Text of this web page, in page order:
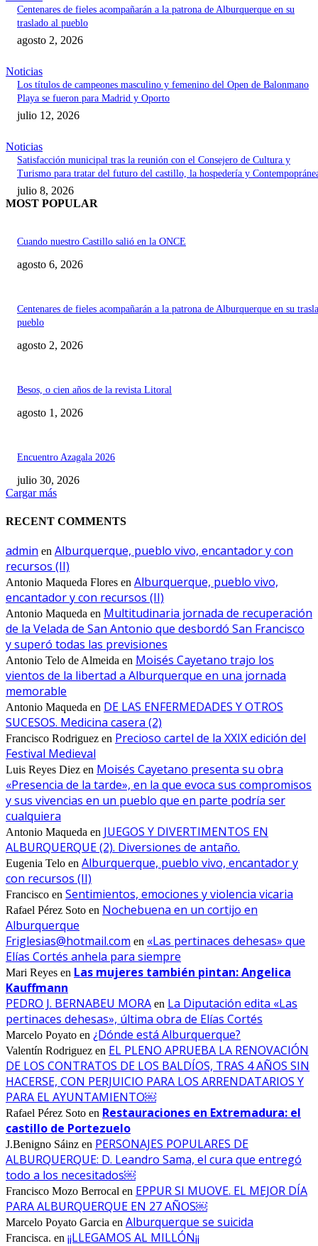
Centenares de fieles acompañarán a la patrona de Alburquerque en su
traslado al pueblo
agosto 2, 2026
Noticias
Los títulos de campeones masculino y femenino del Open de Balonmano
Playa se fueron para Madrid y Oporto
julio 12, 2026
Noticias
Satisfacción municipal tras la reunión con el Consejero de Cultura y
Turismo para tratar del futuro del castillo, la hospedería y
julio 8, 2026
MOST POPULAR
Cuando nuestro Castillo salió en la ONCE
agosto 6, 2026
Centenares de fieles acompañarán a la patrona de Alburquerque en su
pueblo
agosto 2, 2026
Besos, o cien años de la revista Litoral
agosto 1, 2026
Encuentro Azagala 2026
julio 30, 2026
Cargar más
RECENT COMMENTS
admin en Alburquerque, pueblo vivo, encantador y con
recursos (II)
Antonio Maqueda Flores en Alburquerque, pueblo vivo,
encantador y con recursos (II)
Antonio Maqueda en Multitudinaria jornada de recuperación
de la Velada de San Antonio que desbordó San Francisco
y superó todas las previsiones
Antonio Telo de Almeida en Moisés Cayetano trajo los
vientos de la libertad a Alburquerque en una jornada
memorable
Antonio Maqueda en DE LAS ENFERMEDADES Y OTROS
SUCESOS. Medicina casera (2)
Francisco Rodriguez en Precioso cartel de la XXIX edición del
Festival Medieval
Luis Reyes Diez en Moisés Cayetano presenta su obra
«Presencia de la tarde», en la que evoca sus compromisos
y sus vivencias en un pueblo que en parte podría ser
cualquiera
Antonio Maqueda en JUEGOS Y DIVERTIMENTOS EN
ALBURQUERQUE (2). Diversiones de antaño.
Eugenia Telo en Alburquerque, pueblo vivo, encantador y
con recursos (II)
Francisco en Sentimientos, emociones y violencia vicaria
Rafael Pérez Soto en Nochebuena en un cortijo en
Alburquerque
Friglesias@hotmail.com en «Las pertinaces dehesas» que
Elías Cortés anhela para siempre
Mari Reyes en Las mujeres también pintan: Angelica
Kauffmann
PEDRO J. BERNABEU MORA en La Diputación edita «Las
pertinaces dehesas», última obra de Elías Cortés
Marcelo Poyato en ¿Dónde está Alburquerque?
Valentín Rodriguez en EL PLENO APRUEBA LA RENOVACIÓN
DE LOS CONTRATOS DE LOS BALDÍOS, TRAS 4 AÑOS SIN
HACERSE, CON PERJUICIO PARA LOS ARRENDATARIOS Y
PARA EL AYUNTAMIENTO￼
Rafael Pérez Soto en Restauraciones en Extremadura: el
castillo de Portezuelo
J.Benigno Sáinz en PERSONAJES POPULARES DE
ALBURQUERQUE: D. Leandro Sama, el cura que entregó
todo a los necesitados￼
Francisco Mozo Berrocal en EPPUR SI MUOVE. EL MEJOR DÍA
PARA ALBURQUERQUE EN 27 AÑOS￼
Marcelo Poyato Garcia en Alburquerque se suicida
Francisca. en ¡¡LLEGAMOS AL MILLÓN¡¡